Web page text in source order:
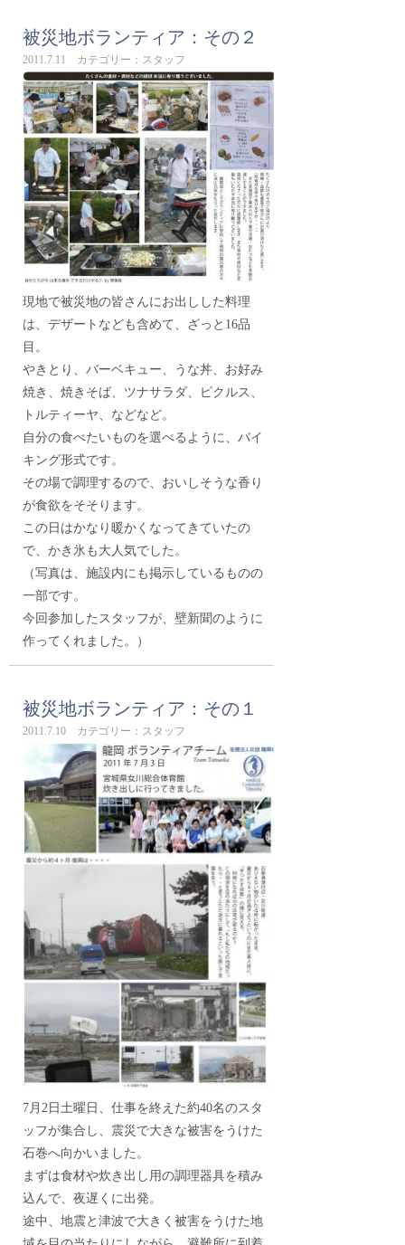
被災地ボランティア：その２
2011.7.11 カテゴリー：スタッフ
現地で被災地の皆さんにお出しした料理
は、デザートなども含めて、ざっと16品
目。
やきとり、バーベキュー、うな丼、お好み
焼き、焼きそば、ツナサラダ、ピクルス、
トルティーヤ、などなど。
自分の食べたいものを選べるように、バイ
キング形式です。
その場で調理するので、おいしそうな香り
が食欲をそそります。
この日はかなり暖かくなってきていたの
で、かき氷も大人気でした。
（写真は、施設内にも掲示しているものの
一部です。
今回参加したスタッフが、壁新聞のように
作ってくれました。）
被災地ボランティア：その１
2011.7.10 カテゴリー：スタッフ
7月2日土曜日、仕事を終えた約40名のスタ
ッフが集合し、震災で大きな被害をうけた
石巻へ向かいました。
まずは食材や炊き出し用の調理器具を積み
込んで、夜遅くに出発。
途中、地震と津波で大きく被害をうけた地